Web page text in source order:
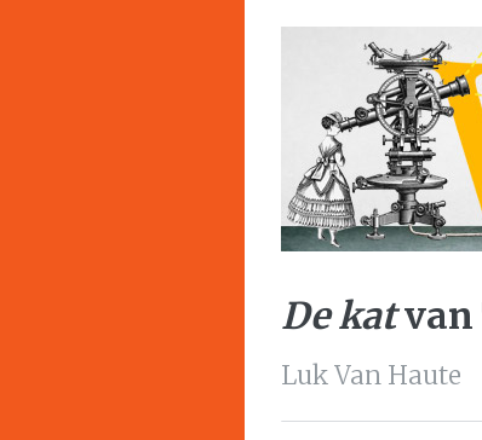
De katvan
Luk Van Haute